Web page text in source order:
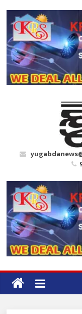
content